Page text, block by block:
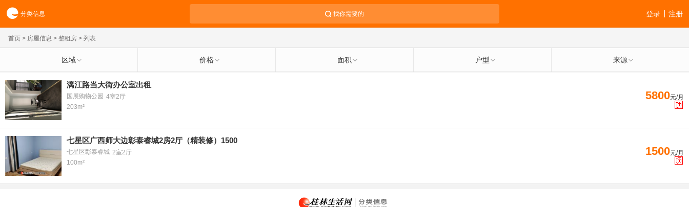
分类信息 找你需要的 注册
登录
首页 > 房屋信息 > 整租房 > 列表
区域 价格 面积 户型 来源
漓江路当大街办公室出租
国展购物公园 4室2厅
203m²
5800元/月
七星区广西师大边彰泰睿城2房2厅（精装修）1500
七星区彰泰睿城 2室2厅
100m²
1500元/月